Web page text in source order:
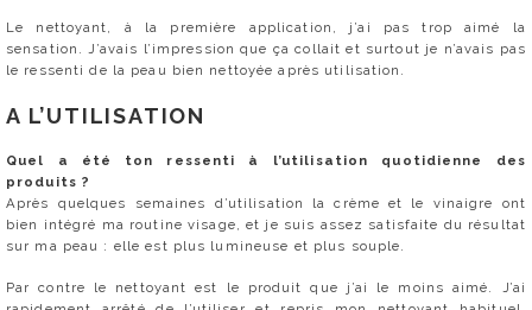
Le nettoyant, à la première application, j’ai pas trop aimé la
sensation. J’avais l’impression que ça collait et surtout je n’avais pas
le ressenti de la peau bien nettoyée après utilisation.
A L’UTILISATION
Quel a été ton ressenti à l’utilisation quotidienne des
produits ?
Après quelques semaines d’utilisation la crème et le vinaigre ont
bien intégré ma routine visage, et je suis assez satisfaite du résultat
sur ma peau : elle est plus lumineuse et plus souple.
Par contre le nettoyant est le produit que j’ai le moins aimé. J’ai